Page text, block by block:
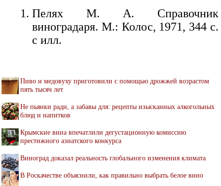
Пелях М. А. Справочник
виноградаря. М.: Колос, 1971, 344 с.
с илл.
Пиво и медовуху приготовили с помощью дрожжей возрастом
пять тысяч лет
Не пьянки ради, а забавы для: рецепты изысканных алкогольных
блюд и напитков
Крымские вина впечатлили дегустационную комиссию
престижного азиатского конкурса
Виноград доказал реальность глобального изменения климата
В Роскачестве объяснили, как правильно выбрать белое вино